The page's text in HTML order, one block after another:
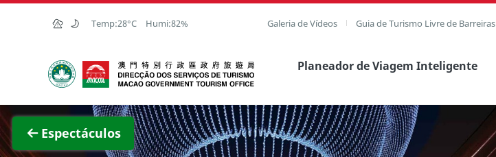
Ir para o conteúdo principal
Temp:28°C Humi:82% Galeria de Vídeos Guia de Turismo Livre de Barreiras
Direcção dos Serviços de Turismo Planeador de Viagem Inteligente
Espectáculos
Ver imagem completa